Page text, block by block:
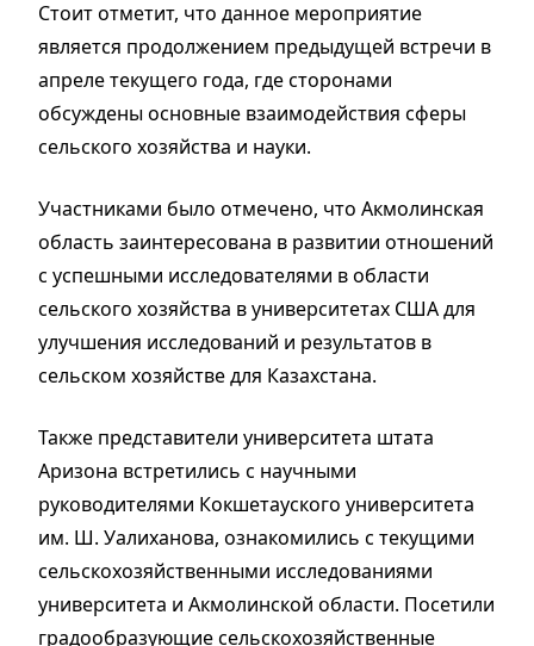
Стоит отметит, что данное мероприятие
является продолжением предыдущей встречи в
апреле текущего года, где сторонами
обсуждены основные взаимодействия сферы
сельского хозяйства и науки.
Участниками было отмечено, что Акмолинская
область заинтересована в развитии отношений
с успешными исследователями в области
сельского хозяйства в университетах США для
улучшения исследований и результатов в
сельском хозяйстве для Казахстана.
Также представители университета штата
Аризона встретились с научными
руководителями Кокшетауского университета
им. Ш. Уалиханова, ознакомились с текущими
сельскохозяйственными исследованиями
университета и Акмолинской области. Посетили
градообразующие сельскохозяйственные